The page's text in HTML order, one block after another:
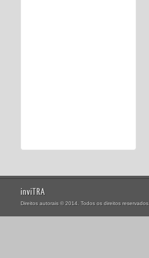
inviTRA
Direitos autorais © 2014. Todos os direitos reservados.